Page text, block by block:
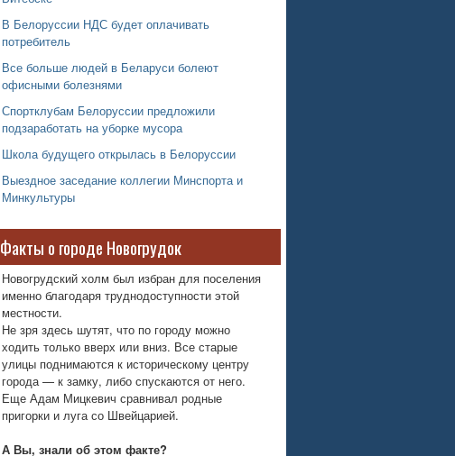
В Белоруссии НДС будет оплачивать
потребитель
Все больше людей в Беларуси болеют
офисными болезнями
Спортклубам Белоруссии предложили
подзаработать на уборке мусора
Школа будущего открылась в Белоруссии
Выездное заседание коллегии Минспорта и
Минкультуры
Факты о городе Новогрудок
Новогрудский холм был избран для поселения
именно благодаря труднодоступности этой
местности.
Не зря здесь шутят, что по городу можно
ходить только вверх или вниз. Все старые
улицы поднимаются к историческому центру
города — к замку, либо спускаются от него.
Еще Адам Мицкевич сравнивал родные
пригорки и луга со Швейцарией.
А Вы, знали об этом факте?